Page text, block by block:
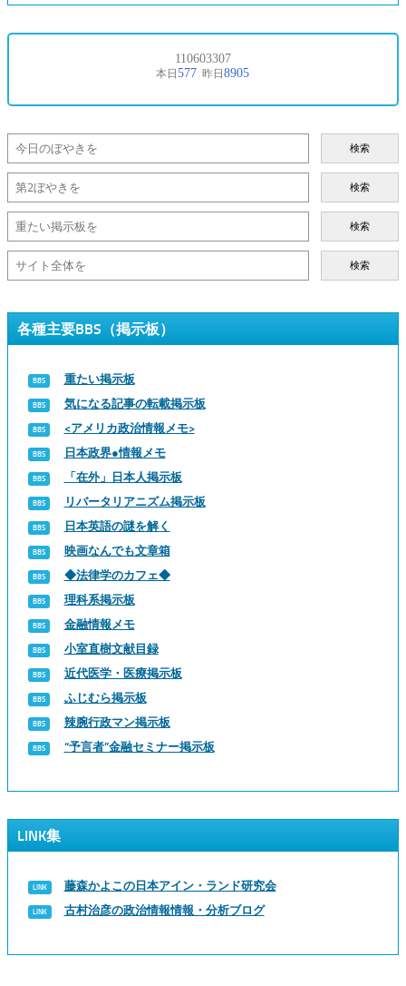
検索
検索
検索
検索
各種主要BBS（掲示板）
重たい掲示板
気になる記事の転載掲示板
<アメリカ政治情報メモ>
日本政界●情報メモ
「在外」日本人掲示板
リバータリアニズム掲示板
日本英語の謎を解く
映画なんでも文章箱
◆法律学のカフェ◆
理科系掲示板
金融情報メモ
小室直樹文献目録
近代医学・医療掲示板
ふじむら掲示板
辣腕行政マン掲示板
“予言者”金融セミナー掲示板
LINK集
藤森かよこの日本アイン・ランド研究会
古村治彦の政治情報情報・分析ブログ